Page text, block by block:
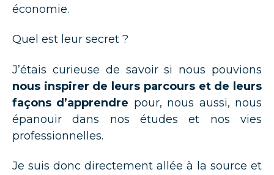
économie.
Quel est leur secret ?
J’étais curieuse de savoir si nous pouvions
nous inspirer de leurs parcours et de leurs
façons d’apprendre pour, nous aussi, nous
épanouir dans nos études et nos vies
professionnelles.
Je suis donc directement allée à la source et